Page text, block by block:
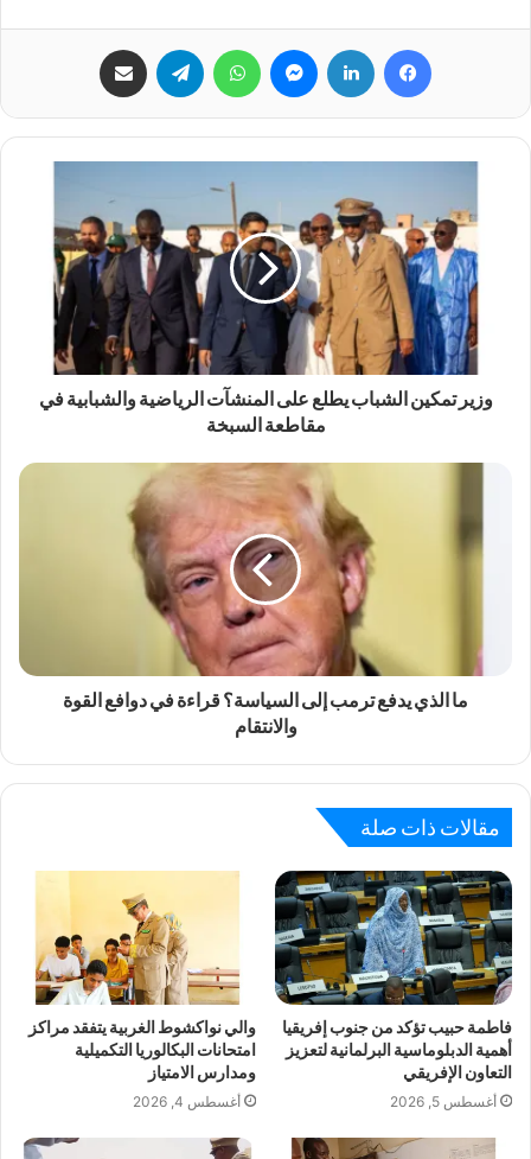
فيسبوك لينكدإن ماسنجر واتساب تيلقرام
وزير تمكين الشباب يطلع على المنشآت الرياضية والشبابية في
مقاطعة السبخة
ما الذي يدفع ترمب إلى السياسة؟ قراءة في دوافع القوة
والانتقام
مقالات ذات صلة
فاطمة حبيب تؤكد من جنوب إفريقيا
أهمية الدبلوماسية البرلمانية لتعزيز
التعاون الإفريقي
أغسطس 5, 2026
والي نواكشوط الغربية يتفقد مراكز
امتحانات البكالوريا التكميلية
ومدارس الامتياز
أغسطس 4, 2026